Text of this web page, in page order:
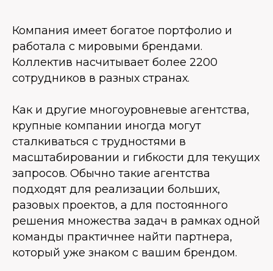
Компания имеет богатое портфолио и
работала с мировыми брендами.
Коллектив насчитывает более 2200
сотрудников в разных странах.
Как и другие многоуровневые агентства,
крупные компании иногда могут
сталкиваться с трудностями в
масштабировании и гибкости для текущих
запросов. Обычно такие агентства
подходят для реализации больших,
разовых проектов, а для постоянного
решения множества задач в рамках одной
команды практичнее найти партнера,
который уже знаком с вашим брендом.